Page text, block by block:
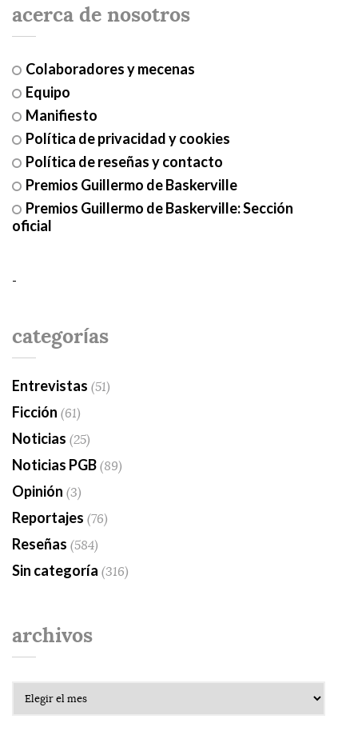
acerca de nosotros
Colaboradores y mecenas
Equipo
Manifiesto
Política de privacidad y cookies
Política de reseñas y contacto
Premios Guillermo de Baskerville
Premios Guillermo de Baskerville: Sección
oficial
-
categorías
Entrevistas (51)
Ficción (61)
Noticias (25)
Noticias PGB(89)
Opinión (3)
Reportajes (76)
Reseñas (584)
Sin categoría (316)
archivos